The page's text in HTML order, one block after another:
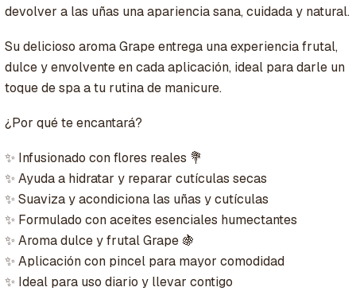
devolver a las uñas una apariencia sana, cuidada y natural.
Su delicioso aroma Grape entrega una experiencia frutal,
dulce y envolvente en cada aplicación, ideal para darle un
toque de spa a tu rutina de manicure.
¿Por qué te encantará?
✨ Infusionado con flores reales 💐
✨ Ayuda a hidratar y reparar cutículas secas
✨ Suaviza y acondiciona las uñas y cutículas
✨ Formulado con aceites esenciales humectantes
✨ Aroma dulce y frutal Grape 🍇
✨ Aplicación con pincel para mayor comodidad
✨ Ideal para uso diario y llevar contigo